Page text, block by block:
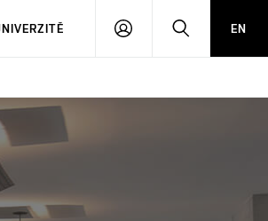
PŘIHLÁSIT HLEDATEN